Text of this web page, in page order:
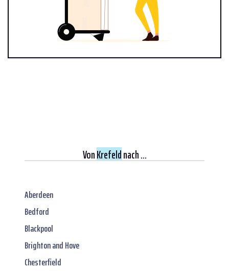
VonKrefeldnach ...
Aberdeen
Bedford
Blackpool
Brighton and Hove
Chesterfield